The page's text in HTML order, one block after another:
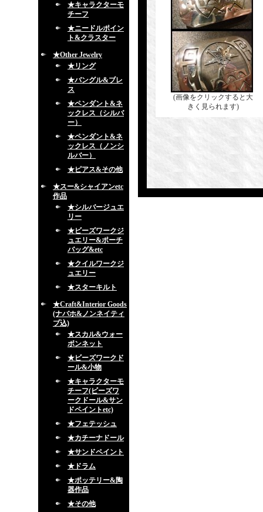
★キャラクターモ
チーフ
★ニードルポイン
ト&クラスター
★Other Jewelry
★リング
★バングル&ブレ
ス
★ペンダント&ネ
ックレス（シルバ
ー）
★ペンダント&ネ
ックレス（ノンシ
ルバー）
★ピアス&その他
★スー&シャイアンetc
作品
★シルバージュエ
リー
★ビーズワークジ
ュエリー&ポーチ
バッグ&etc
★クイルワークジ
ュエリー
★スターキルト
★Craft&Interior Goods
(ナバホ&ノンネイティ
ブ込)
★スカル&ウォー
ボンネット
★ビーズワークド
ール&小物
★キャラクターモ
チーフ(ビーズワ
ークドール&サン
ドペイントetc)
★フェテッシュ
★カチーナドール
★サンドペイント
★ドラム
★ポッテリー&陶
器作品
★その他
(画像をクリックすると大
きく見られます)